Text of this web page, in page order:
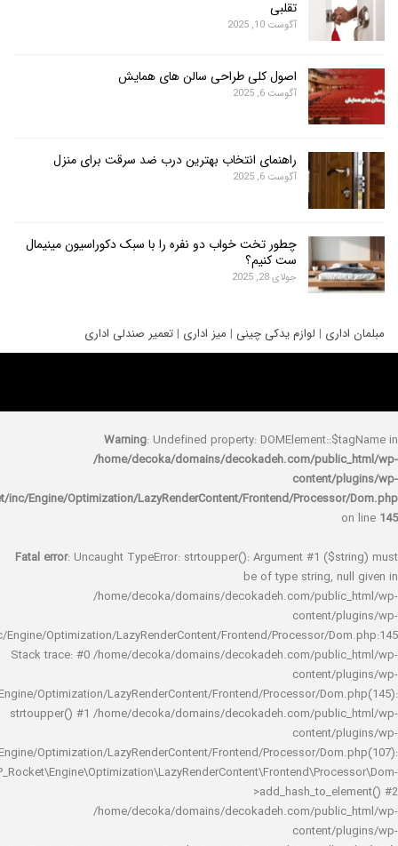
تقلبی
آگوست 10, 2025
اصول کلی طراحی سالن های همایش
آگوست 6, 2025
راهنمای انتخاب بهترین درب ضد سرقت برای منزل
آگوست 6, 2025
چطور تخت خواب دو نفره را با سبک دکوراسیون مینیمال
ست کنیم؟
جولای 28, 2025
|لوازم یدکی چینی|میز اداری| تعمیر صندلی اداری
Warning: Undefined property:
/home/decoka/domains/decokadeh.com/
rocket/inc/Engine/Optimization/LazyRenderContent/Frontend/
Fatal error : Uncaught TypeError: strtoupper(): Argument #1
be of type string,
/home/decoka/domains/decokadeh.com/
rocket/inc/Engine/Optimization/LazyRenderContent/Frontend/Processor/
Stack trace: #0 /home/decoka/domains/decokadeh.com/
rocket/inc/Engine/Optimization/LazyRenderContent/Frontend/Processor/
strtoupper() #1 /home/decoka/domains/decokadeh.com/
rocket/inc/Engine/Optimization/LazyRenderContent/Frontend/Processor/
/home/decoka/domains/decokadeh.com/